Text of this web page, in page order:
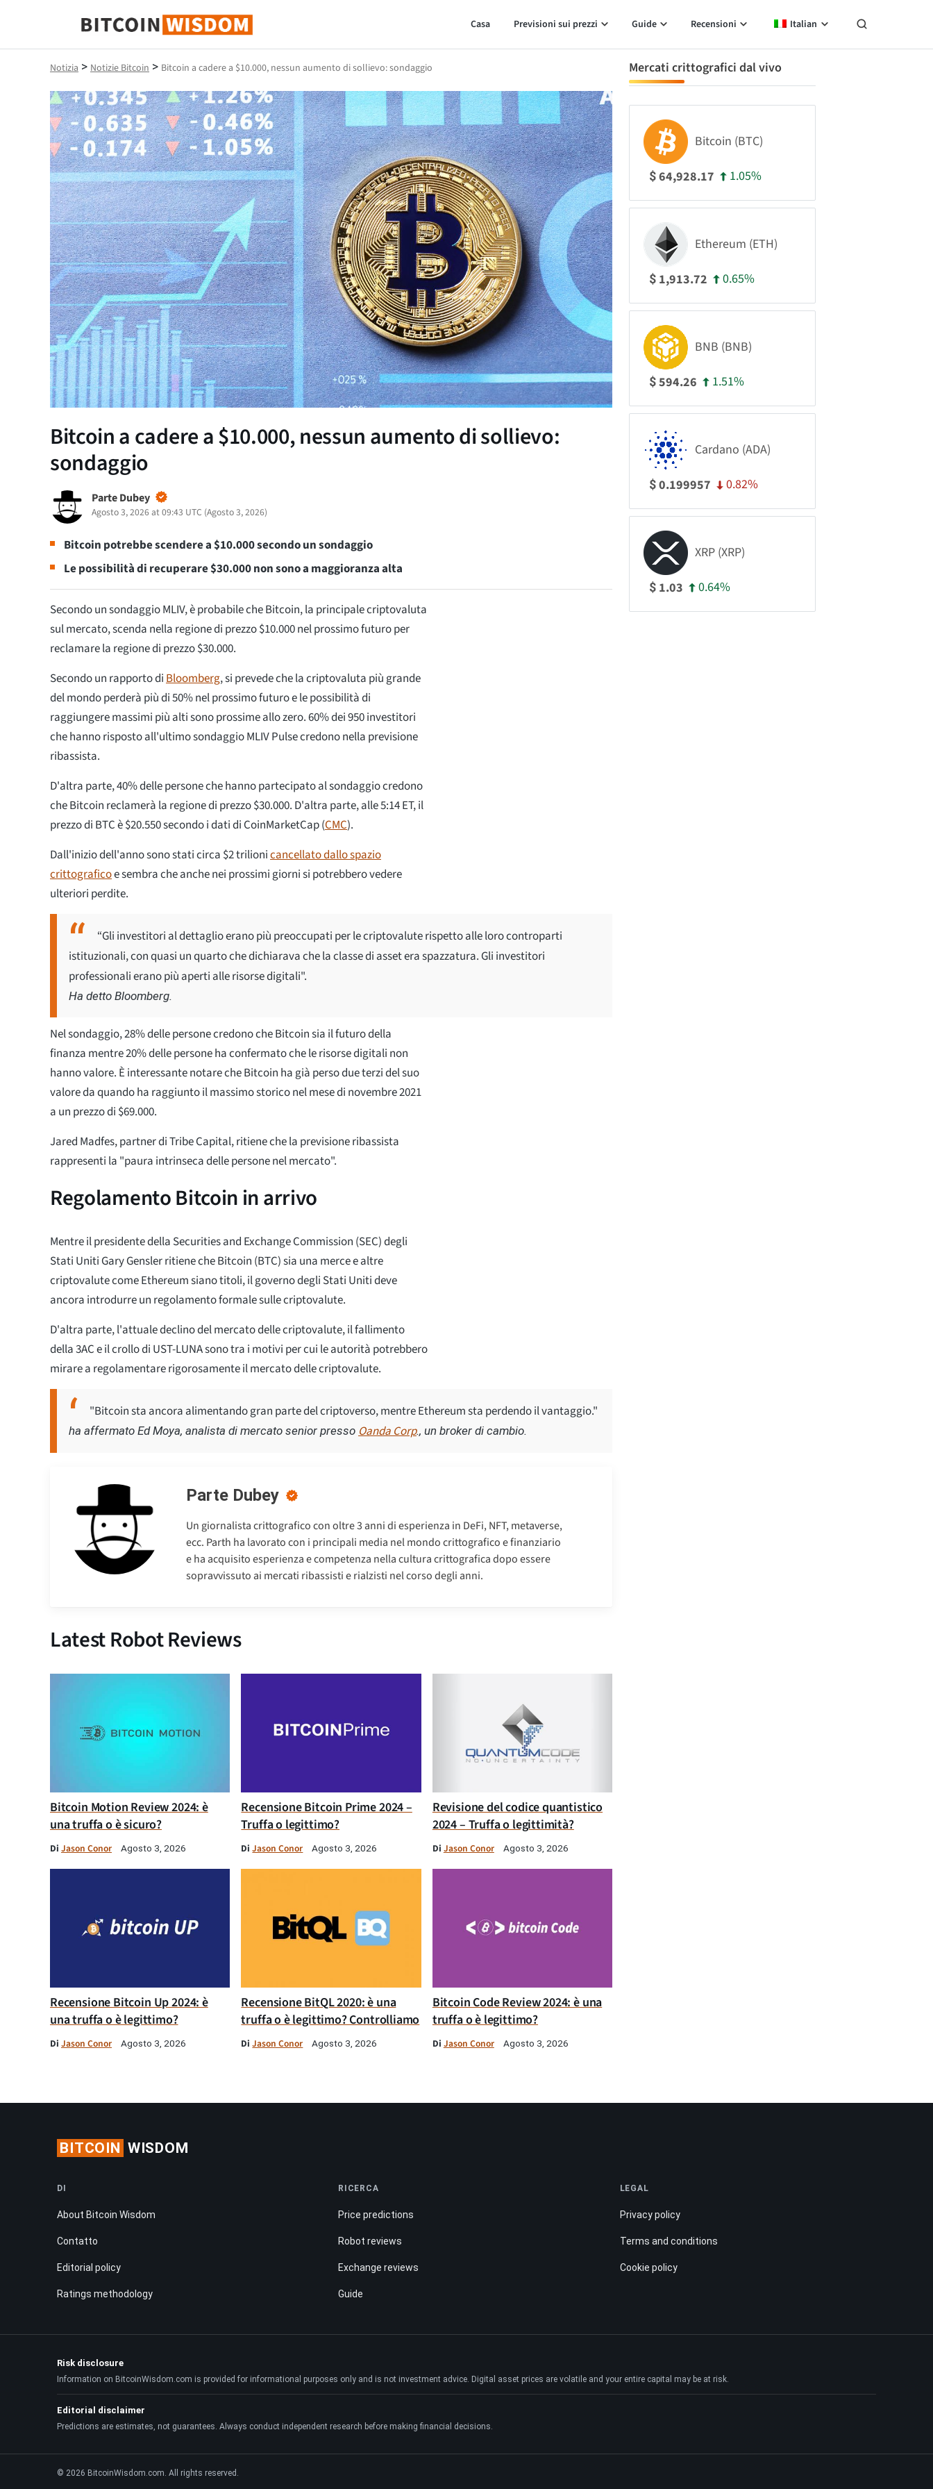
Saggezza Bitcoin
Casa Previsioni sui prezzi Guide Recensioni Italian
Notizia > Notizie Bitcoin > Bitcoin a cadere a $10.000, nessun aumento di sollievo: sondaggio
Bitcoin a cadere a $10.000, nessun aumento di sollievo:
sondaggio
Parte Dubey
Agosto 3, 2026 at 09:43 UTC (Agosto 3, 2026)
Bitcoin potrebbe scendere a $10.000 secondo un sondaggio
Le possibilità di recuperare $30.000 non sono a maggioranza alta
Secondo un sondaggio MLIV, è probabile che Bitcoin, la principale criptovaluta
sul mercato, scenda nella regione di prezzo $10.000 nel prossimo futuro per
reclamare la regione di prezzo $30.000.
Secondo un rapporto di Bloomberg, si prevede che la criptovaluta più grande
del mondo perderà più di 50% nel prossimo futuro e le possibilità di
raggiungere massimi più alti sono prossime allo zero. 60% dei 950 investitori
che hanno risposto all'ultimo sondaggio MLIV Pulse credono nella previsione
ribassista.
D'altra parte, 40% delle persone che hanno partecipato al sondaggio credono
che Bitcoin reclamerà la regione di prezzo $30.000. D'altra parte, alle 5:14 ET, il
prezzo di BTC è $20.550 secondo i dati di CoinMarketCap (CMC).
Dall'inizio dell'anno sono stati circa $2 trilionicancellato dallo spazio
crittograficoe sembra che anche nei prossimi giorni si potrebbero vedere
ulteriori perdite.
“Gli investitori al dettaglio erano più preoccupati per le criptovalute rispetto alle loro controparti
istituzionali, con quasi un quarto che dichiarava che la classe di asset era spazzatura. Gli investitori
professionali erano più aperti alle risorse digitali".
Ha detto Bloomberg.
Nel sondaggio, 28% delle persone credono che Bitcoin sia il futuro della
finanza mentre 20% delle persone ha confermato che le risorse digitali non
hanno valore. È interessante notare che Bitcoin ha già perso due terzi del suo
valore da quando ha raggiunto il massimo storico nel mese di novembre 2021
a un prezzo di $69.000.
Jared Madfes, partner di Tribe Capital, ritiene che la previsione ribassista
rappresenti la "paura intrinseca delle persone nel mercato".
Regolamento Bitcoin in arrivo
Mentre il presidente della Securities and Exchange Commission (SEC) degli
Stati Uniti Gary Gensler ritiene che Bitcoin (BTC) sia una merce e altre
criptovalute come Ethereum siano titoli, il governo degli Stati Uniti deve
ancora introdurre un regolamento formale sulle criptovalute.
D'altra parte, l'attuale declino del mercato delle criptovalute, il fallimento
della 3AC e il crollo di UST-LUNA sono tra i motivi per cui le autorità potrebbero
mirare a regolamentare rigorosamente il mercato delle criptovalute.
"Bitcoin sta ancora alimentando gran parte del criptoverso, mentre Ethereum sta perdendo il vantaggio."
ha affermato Ed Moya, analista di mercato senior presso Oanda Corp., un broker di cambio.
Parte Dubey
Un giornalista crittografico con oltre 3 anni di esperienza in DeFi, NFT, metaverse,
ecc. Parth ha lavorato con i principali media nel mondo crittografico e finanziario
e ha acquisito esperienza e competenza nella cultura crittografica dopo essere
sopravvissuto ai mercati ribassisti e rialzisti nel corso degli anni.
Latest Robot Reviews
Bitcoin Motion Review 2024: è
una truffa o è sicuro?
Di Jason Conor Agosto 3, 2026
Recensione Bitcoin Prime 2024 –
Truffa o legittimo?
DiJason Conor Agosto 3, 2026
Revisione del codice quantistico
2024 – Truffa o legittimità?
Di Jason Conor Agosto 3, 2026
Recensione Bitcoin Up 2024: è
una truffa o è legittimo?
Di Jason Conor Agosto 3, 2026
Recensione BitQL 2020: è una
truffa o è legittimo? Controlliamo
DiJason Conor Agosto 3, 2026
Bitcoin Code Review 2024: è una
truffa o è legittimo?
Di Jason Conor Agosto 3, 2026
Mercati crittografici dal vivo
Bitcoin (BTC)
$64,928.17 1.05%
Ethereum (ETH)
$ 1,913.72 0.65%
BNB (BNB)
$594.26 1.51%
Cardano (ADA)
$0.199957 0.82%
XRP (XRP)
$ 1.03 0.64%
BITCOIN WISDOM
DI
About Bitcoin Wisdom
Contatto
Editorial policy
Ratings methodology
RICERCA
Price predictions
Robot reviews
Exchange reviews
Guide
LEGAL
Privacy policy
Terms and conditions
Cookie policy
Risk disclosure
Information on BitcoinWisdom.com is provided for informational purposes only and is not investment advice. Digital asset prices are volatile and your entire capital may be at risk.
Editorial disclaimer
Predictions are estimates, not guarantees. Always conduct independent research before making financial decisions.
© 2026 BitcoinWisdom.com. All rights reserved.